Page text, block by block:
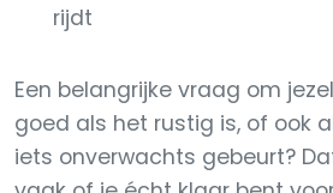
rijdt
Een belangrijke vraag om
goed als het rustig is, of ook
iets onverwachts gebeurt?